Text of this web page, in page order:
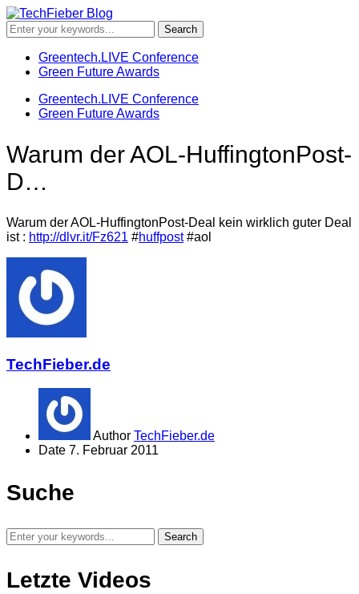
Greentech.LIVE Conference
Green Future Awards
Greentech.LIVE Conference
Green Future Awards
Warum der AOL-HuffingtonPost-
D…
Warum der AOL-HuffingtonPost-Deal kein wirklich guter Deal
ist : http://dlvr.it/Fz621 #huffpost#aol
TechFieber.de
Author TechFieber.de
Date 7. Februar 2011
Suche
Letzte Videos